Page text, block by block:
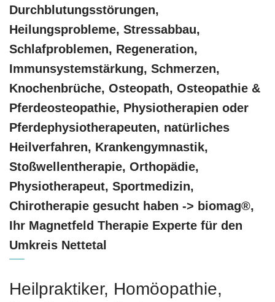
Durchblutungsstörungen,
Heilungsprobleme, Stressabbau,
Schlafproblemen, Regeneration,
Immunsystemstärkung, Schmerzen,
Knochenbrüche, Osteopath, Osteopathie &
Pferdeosteopathie, Physiotherapien oder
Pferdephysiotherapeuten, natürliches
Heilverfahren, Krankengymnastik,
Stoßwellentherapie, Orthopädie,
Physiotherapeut, Sportmedizin,
Chirotherapie gesucht haben -> biomag®,
Ihr Magnetfeld Therapie Experte für den
Umkreis Nettetal
Heilpraktiker, ‎Homöopathie,